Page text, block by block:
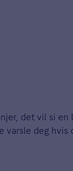
det vil si en
varsle deg hvis